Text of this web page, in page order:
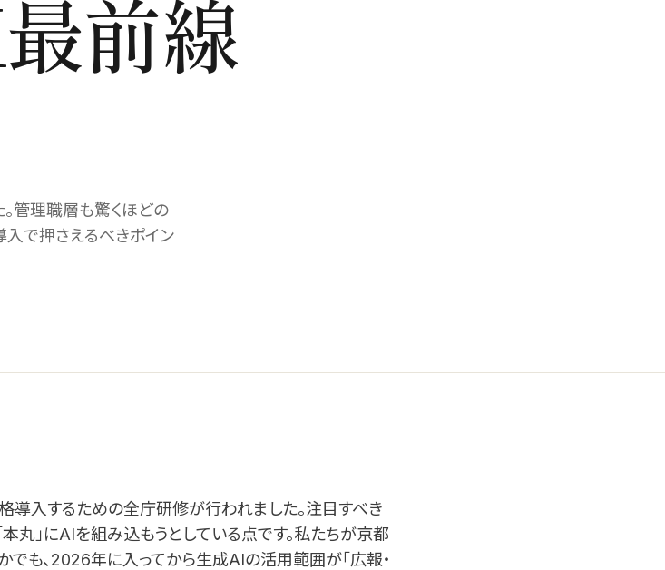
前線
管理職層も驚くほどの
で押さえるべきポイン
導入するための全庁研修が行われました。注目すべき
丸」にAIを組み込もうとしている点です。私たちが京都
も、2026年に入ってから生成AIの活用範囲が「広報・